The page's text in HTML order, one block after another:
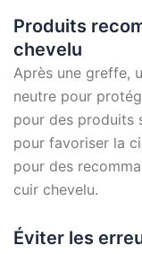
Produits
chevelu
Après une greffe,
neutre pour
pour des produits
pour favoriser la
pour des
cuir chevelu.
Éviter les